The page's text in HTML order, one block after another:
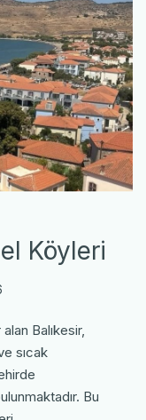
Köyleri
Balıkesir,
sıcak
Bu